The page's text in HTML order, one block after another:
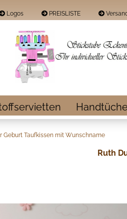
Logos PREISLISTE
Geburt Taufkissen mit Wunschname
Ruth